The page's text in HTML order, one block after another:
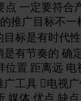
点 一定要符合
推广目标不一
目标是有时
有节奏的 确
置 距离远 电
工具 电视
媒体 优点 缺